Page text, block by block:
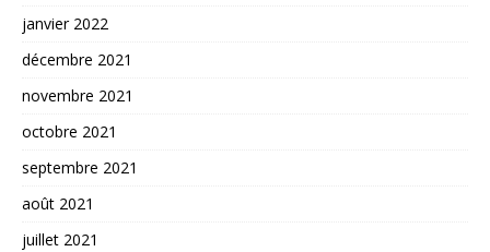
janvier 2022
décembre 2021
novembre 2021
octobre 2021
septembre 2021
août 2021
juillet 2021